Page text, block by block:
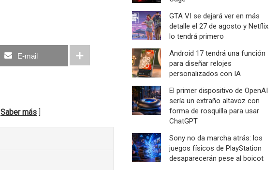
E-mail
Saber más ]
GTA VI se dejará ver en más
detalle el 27 de agosto y Netflix
lo tendrá primero
Android 17 tendrá una función
para diseñar relojes
personalizados con IA
El primer dispositivo de OpenAI
sería un extraño altavoz con
forma de rosquilla para usar
ChatGPT
Sony no da marcha atrás: los
juegos físicos de PlayStation
desaparecerán pese al boicot